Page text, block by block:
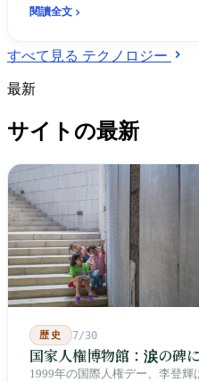
ンデーション（OCF）である。
長させた。10年後、ただ会計処
った。
閱讀全文
すべて見る テクノロジー
最新
サイトの最新
歴史 7/30
国家人権博物館：涙の碑
1999年の国際人権デー、李登